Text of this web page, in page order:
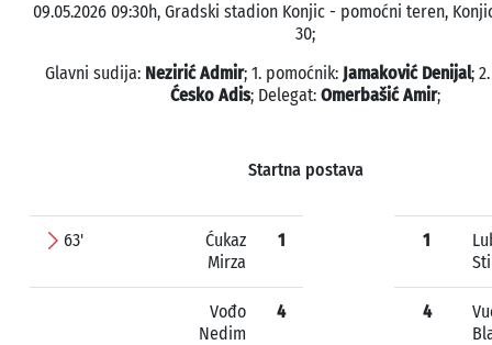
09.05.2026 09:30h, Gradski stadion Konjic - pomoćni teren,
30;
Glavni sudija: Nezirić Admir; 1. pomoćnik: Jamaković Denijal;
Ćesko Adis; Delegat: Omerbašić Amir;
Startna postava
63'
Ćukaz
Mirza
1
Vođo
Nedim
4
1
4